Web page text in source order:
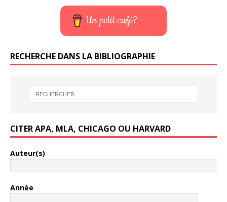
Un petit café?
RECHERCHE DANS LA BIBLIOGRAPHIE
CITER APA, MLA, CHICAGO OU HARVARD
Auteur(s)
Année